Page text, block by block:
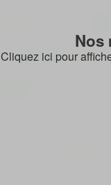
Nos
Cliquez ici pour